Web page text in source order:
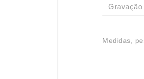
Gravação
Medidas,